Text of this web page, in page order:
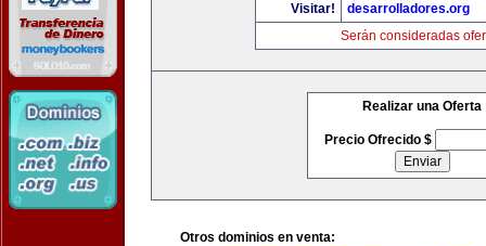
Visitar!
desarrolladores.org
Serán consideradas
Realizar una Oferta
Precio Ofrecido $
Otros dominios en venta: